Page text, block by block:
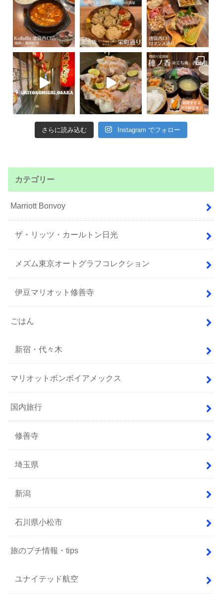
さらに読み込む Instagram でフォロー
カテゴリー
Marriott Bonvoy
ザ・リッツ・カールトン日光
メズム東京オートグラフコレクション
伊豆マリオット修善寺
ごはん
新宿・代々木
マリオットボンボイアメックス
国内旅行
修善寺
埼玉県
新潟
石川県小松市
旅のプチ情報・tips
ユナイテッド航空